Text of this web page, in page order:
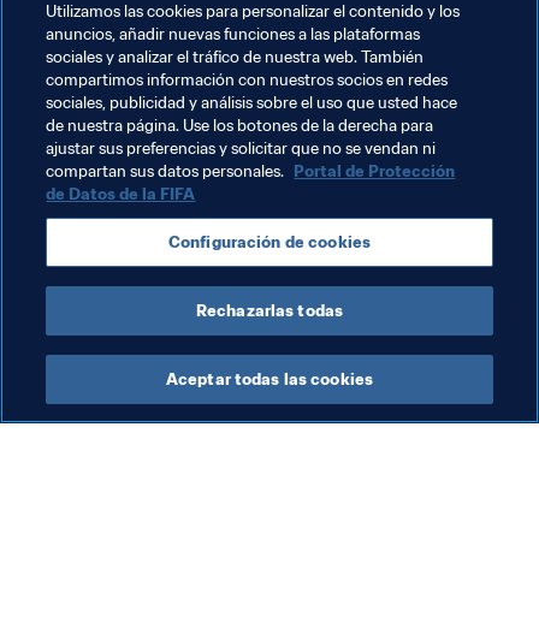
Temas relacionados
Federaciones miembro Organización
Morocco CAF
Organización
Utilizamos las cookies para personalizar el contenido y los
anuncios, añadir nuevas funciones a las plataformas
sociales y analizar el tráfico de nuestra web. También
compartimos información con nuestros socios en redes
sociales, publicidad y análisis sobre el uso que usted hace
de nuestra página. Use los botones de la derecha para
ajustar sus preferencias y solicitar que no se vendan ni
compartan sus datos personales. Portal de Protección
de Datos de la FIFA
Configuración de cookies
Rechazarlas todas
Aceptar todas las cookies